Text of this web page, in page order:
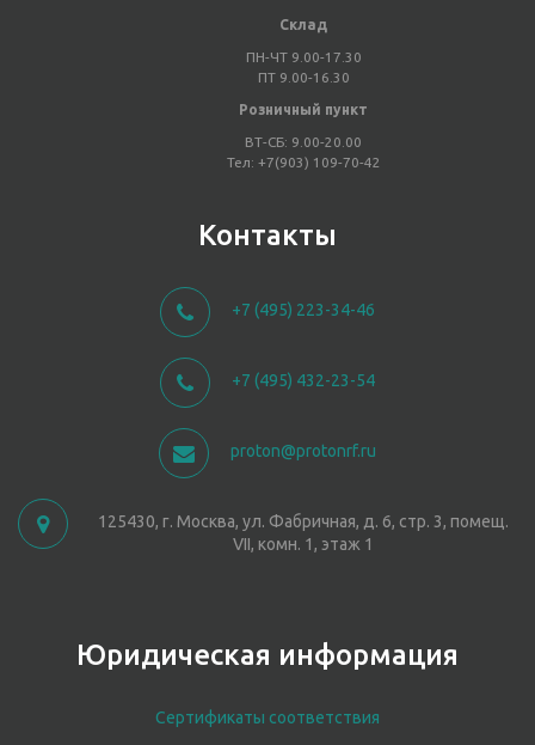
Склад
ПН-ЧТ 9.00-17.30
ПТ 9.00-16.30
Розничный пункт
ВТ-СБ: 9.00-20.00
Тел: +7(903) 109-70-42
Контакты
+7 (495) 223-34-46
+7 (495) 432-23-54
proton@protonrf.ru
125430, г. Москва, ул. Фабричная, д. 6, стр. 3, помещ.
VII, комн. 1, этаж 1
Юридическая информация
Сертификаты соответствия